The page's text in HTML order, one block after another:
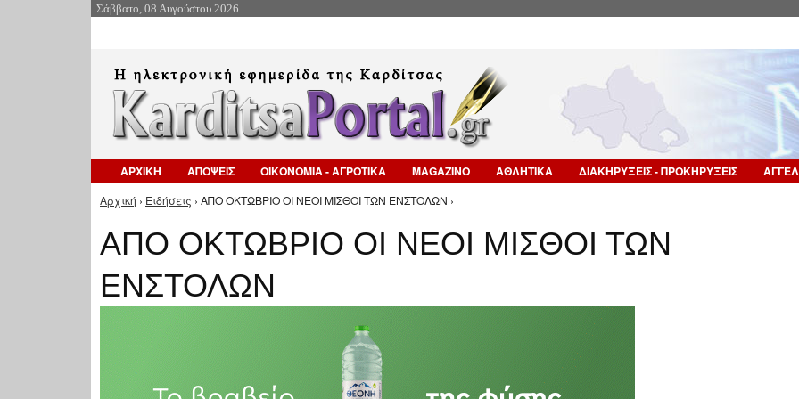
Σάββατο, 08 Αυγούστου 2026
ΑΡΧΙΚΗ ΑΠΟΨΕΙΣ ΟΙΚΟΝΟΜΙΑ - ΑΓΡΟΤΙΚΑ MAGAZINO ΑΘΛΗΤΙΚΑ ΔΙΑΚΗΡΥΞΕΙΣ - ΠΡΟΚΗΡΥΞΕΙΣ
Είστε εδώ
Αρχική › Ειδήσεις › ΑΠΟ ΟΚΤΩΒΡΙΟ ΟΙ ΝΕΟΙ ΜΙΣΘΟΙ ΤΩΝ ΕΝΣΤΟΛΩΝ ›
ΑΠΟ ΟΚΤΩΒΡΙΟ ΟΙ ΝΕΟΙ ΜΙΣΘΟΙ ΤΩΝ
ΕΝΣΤΟΛΩΝ